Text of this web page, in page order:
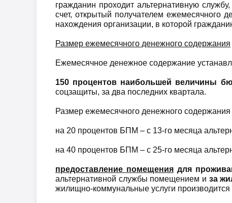
гражданин проходит альтернативную службу,
счет, открытый получателем ежемесячного
нахождения организации, в которой
Размер ежемесячного денежного содержания
Ежемесячное денежное содержание
150 процентов наибольшей величины
соцзащиты, за два последних квартала.
Размер ежемесячного денежного
на 20 процентов БПМ – с 13-го месяца
на 40 процентов БПМ – с 25-го месяца
предоставление помещениядля
альтернативной службы помещением и за
жилищно-коммунальные услуги производится